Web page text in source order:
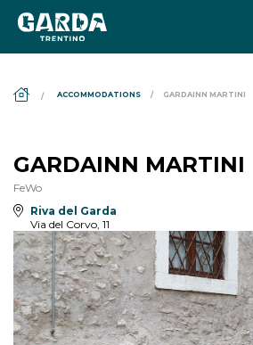
ACCOMMODATIONS GARDAINN MARTINI
GARDAINN MARTINI
FeWo
Riva del Garda
Via del Corvo, 11